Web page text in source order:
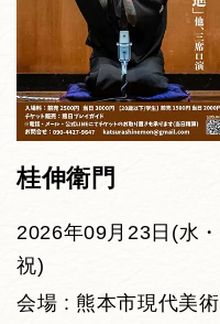
桂伸衛門
2026年09月23日(水・
祝)
会場 : 熊本市現代美術